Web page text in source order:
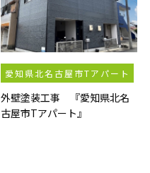
愛知県北名古屋市Tアパート
外壁塗装工事 『愛知県北名
古屋市Tアパート』